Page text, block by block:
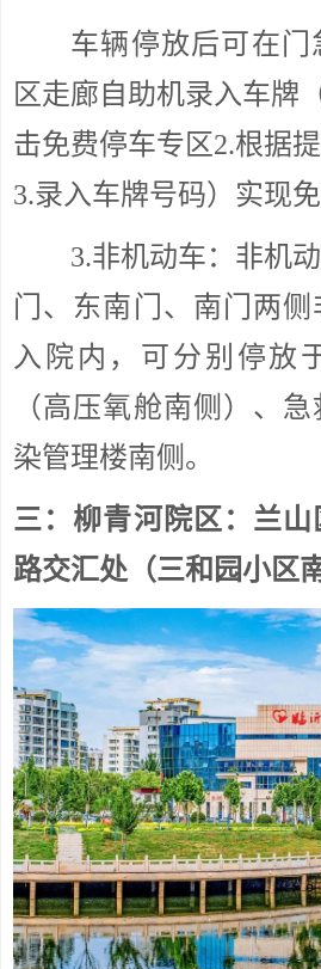
车辆停放后可在
区走廊自助机录入车牌
击免费停车专区2.根据
3.录入车牌号码）实现免
3.非机动车： 非机
门、东南门、南门两
入院内，可分别停放
（高压氧舱南侧）、
染管理楼南侧。
三：柳青河院区：兰山
路交汇处（三和园小区